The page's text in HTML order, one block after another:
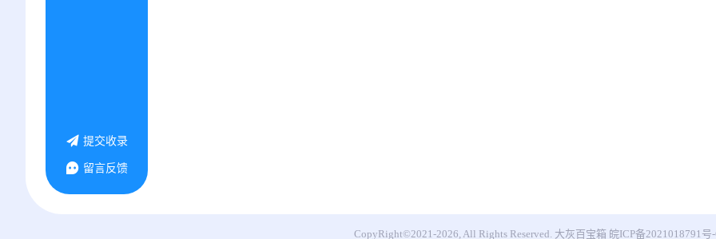
提交收录
留言反馈
CopyRight©2021-2026, All Rights Reserved. 大灰百宝箱 皖ICP备2021018791号